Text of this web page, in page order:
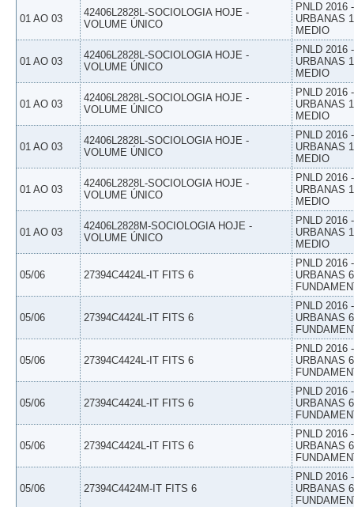
01 AO 03
42406L2828L-SOCIOLOGIA HOJE -
VOLUME ÚNICO
PNLD 2016
URBANAS
MEDIO
01 AO 03
42406L2828L-SOCIOLOGIA HOJE -
VOLUME ÚNICO
PNLD 2016
URBANAS
MEDIO
01 AO 03
42406L2828L-SOCIOLOGIA HOJE -
VOLUME ÚNICO
PNLD 2016
URBANAS
MEDIO
01 AO 03
42406L2828L-SOCIOLOGIA HOJE -
VOLUME ÚNICO
PNLD 2016
URBANAS
MEDIO
01 AO 03
42406L2828L-SOCIOLOGIA HOJE -
VOLUME ÚNICO
PNLD 2016
URBANAS
MEDIO
01 AO 03
42406L2828M-SOCIOLOGIA HOJE -
VOLUME ÚNICO
PNLD 2016
URBANAS
MEDIO
05/06 27394C4424L-IT FITS 6
PNLD 2016
URBANAS
05/06 27394C4424L-IT FITS 6
PNLD 2016
URBANAS
05/06 27394C4424L-IT FITS 6
PNLD 2016
URBANAS
05/06 27394C4424L-IT FITS 6
PNLD 2016
URBANAS
05/06 27394C4424L-IT FITS 6
PNLD 2016
URBANAS
05/06 27394C4424M-IT FITS 6
PNLD 2016
URBANAS